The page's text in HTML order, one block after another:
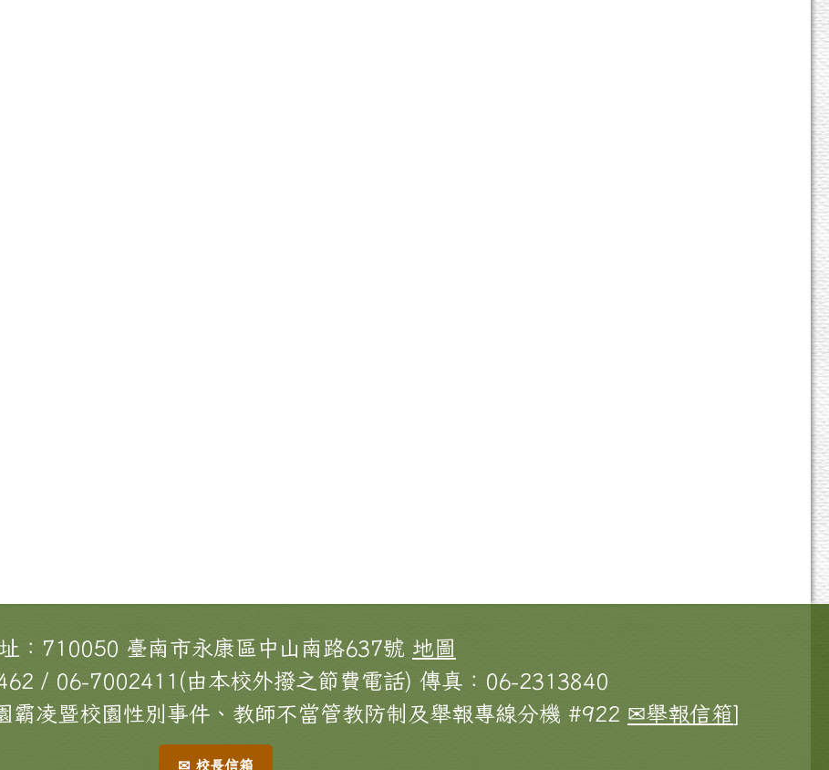
：710050 臺南市永康區中山南路637號 地圖
/ 06-7002411(由本校外撥之節費電話) 傳真：06-2313840
凌暨校園性別事件、教師不當管教防制及舉報專線分機 #922 ✉舉報信箱]
✉ 校長信箱